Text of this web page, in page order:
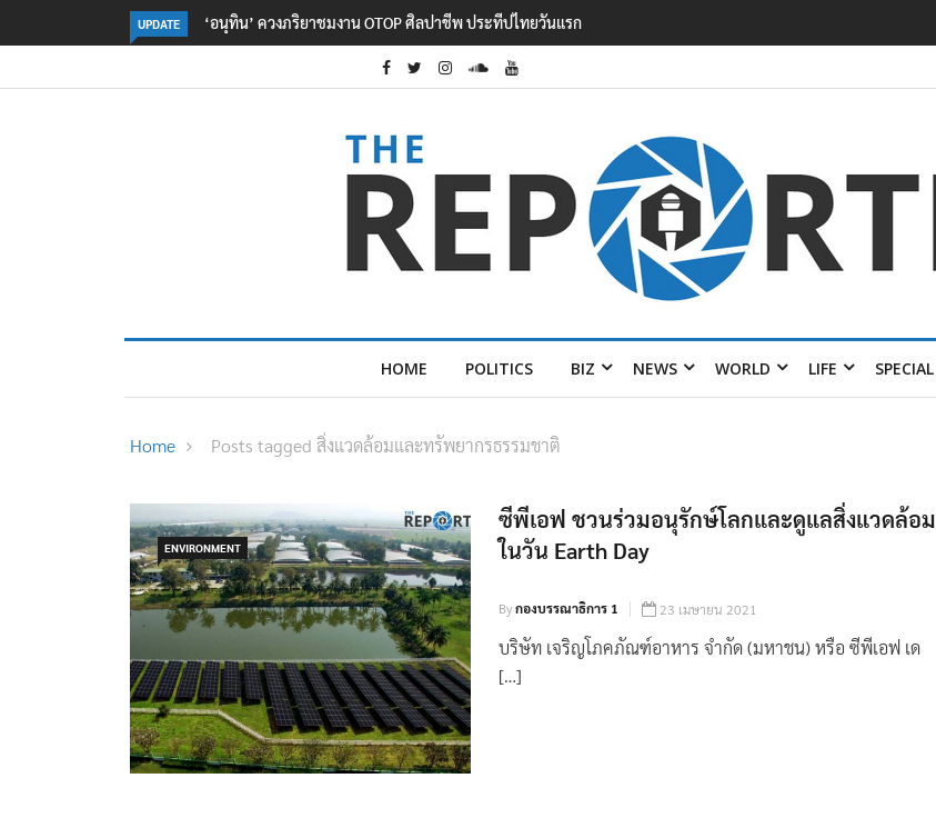
UPDATE
าน OTOP ศิลปาชีพ ประทีปไทยวันแรกลอรีอัลโชว์ผลประกอบการครึ่งปีแรกโต 6.5% กวาดรายได้
2.3 หมื่นล้านยูโร คว้าไลเซนส์ ‘กุชชี่’ 50 ปี พร้อมส่ง 4 แบรนด์
HOME POLITICS BIZ NEWS WORLD LIFE SPECIAL
Home Posts tagged สิ่งแวดล้อมและทรัพยากรธรรมชาติ
ENVIRONMENT
ซีพีเอฟ ชวนร่วมอนุรักษ์โลกและดูแลสิ่งแวดล้อม
ในวัน Earth Day
Byกองบรรณาธิการ 1 23 เมษายน 2021
บริษัท เจริญโภคภัณฑ์อาหาร จำกัด (มหาชน) หรือ ซีพีเอฟ เด
[…]